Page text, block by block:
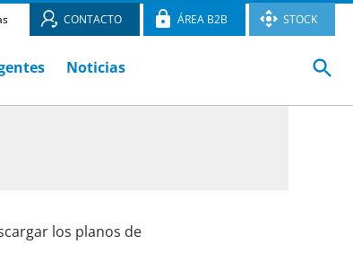
CONTACTO ÁREA B2B STOCK
Noticias
los planos de